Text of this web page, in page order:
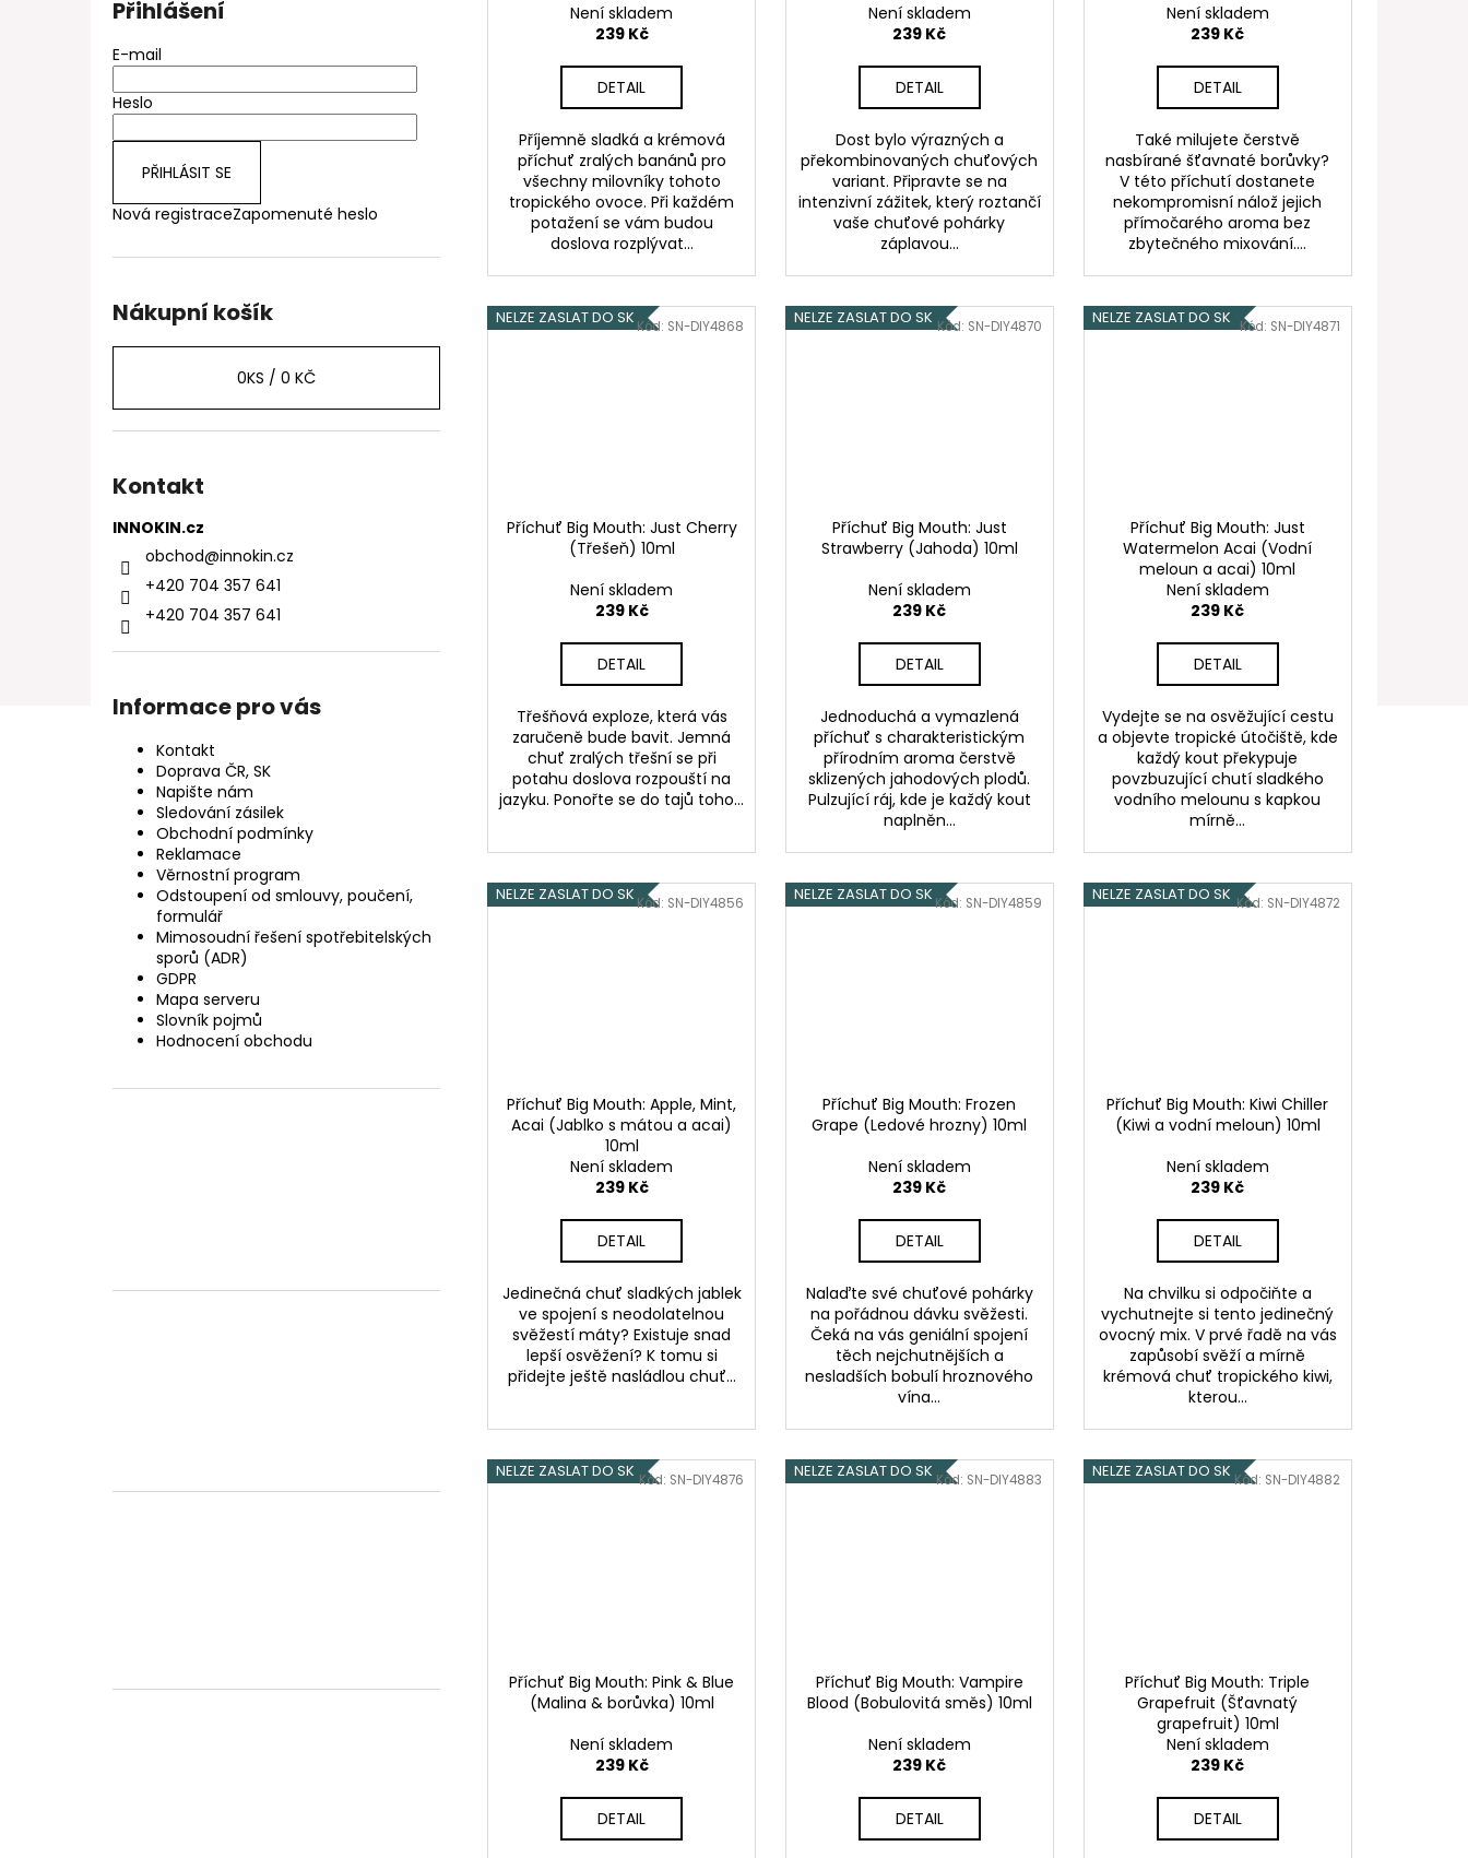
Přihlášení
E-mail
Heslo
PŘIHLÁSIT SE
Nová registraceZapomenuté heslo
Nákupní košík
0KS / 0 KČ
Kontakt
INNOKIN.cz
obchod@innokin.cz
+420 704 357 641
+420 704 357 641
Informace pro vás
Kontakt
Doprava ČR, SK
Napište nám
Sledování zásilek
Obchodní podmínky
Reklamace
Věrnostní program
Odstoupení od smlouvy, poučení,
formulář
Mimosoudní řešení spotřebitelských
sporů (ADR)
GDPR
Mapa serveru
Slovník pojmů
Hodnocení obchodu
Není skladem
239 Kč
DETAIL
Příjemně sladká a krémová
příchuť zralých banánů pro
všechny milovníky tohoto
tropického ovoce. Při každém
potažení se vám budou
doslova rozplývat...
Není skladem
239 Kč
DETAIL
Dost bylo výrazných a
překombinovaných chuťových
variant. Připravte se na
intenzivní zážitek, který roztančí
vaše chuťové pohárky
záplavou...
Není skladem
239 Kč
DETAIL
Také milujete čerstvě
nasbírané šťavnaté borůvky?
V této příchutí dostanete
nekompromisní nálož jejich
přímočarého aroma bez
zbytečného mixování....
NELZE ZASLAT DO SK
Příchuť Big Mouth: Just Cherry
(Třešeň) 10ml
Není skladem
239 Kč
DETAIL
Třešňová exploze, která vás
zaručeně bude bavit. Jemná
chuť zralých třešní se při
potahu doslova rozpouští na
jazyku. Ponořte se do tajů toho...
Kód: SN-DIY4868 NELZE ZASLAT DO SK
Příchuť Big Mouth: Just
Strawberry (Jahoda) 10ml
Není skladem
239 Kč
DETAIL
Jednoduchá a vymazlená
příchuť s charakteristickým
přírodním aroma čerstvě
sklizených jahodových plodů.
Pulzující ráj, kde je každý kout
naplněn...
Kód: SN-DIY4870 NELZE ZASLAT DO SK
Příchuť Big Mouth: Just
Watermelon Acai (Vodní
meloun a acai) 10ml
Není skladem
239 Kč
DETAIL
Vydejte se na osvěžující cestu
a objevte tropické útočiště, kde
každý kout překypuje
povzbuzující chutí sladkého
vodního melounu s kapkou
mírně...
Kód: SN-DIY4871
NELZE ZASLAT DO SK
Příchuť Big Mouth: Apple, Mint,
Acai (Jablko s mátou a acai)
10ml
Není skladem
239 Kč
DETAIL
Jedinečná chuť sladkých jablek
ve spojení s neodolatelnou
svěžestí máty? Existuje snad
lepší osvěžení? K tomu si
přidejte ještě nasládlou chuť...
Kód: SN-DIY4856 NELZE ZASLAT DO SK
Příchuť Big Mouth: Frozen
Grape (Ledové hrozny) 10ml
Není skladem
239 Kč
DETAIL
Nalaďte své chuťové pohárky
na pořádnou dávku svěžesti.
Čeká na vás geniální spojení
těch nejchutnějších a
nesladších bobulí hroznového
vína...
Kód: SN-DIY4859 NELZE ZASLAT DO SK
Příchuť Big Mouth: Kiwi Chiller
(Kiwi a vodní meloun) 10ml
Není skladem
239 Kč
DETAIL
Na chvilku si odpočiňte a
vychutnejte si tento jedinečný
ovocný mix. V prvé řadě na vás
zapůsobí svěží a mírně
krémová chuť tropického kiwi,
kterou...
Kód: SN-DIY4872
NELZE ZASLAT DO SK
Příchuť Big Mouth: Pink & Blue
(Malina & borůvka) 10ml
Není skladem
239 Kč
DETAIL
Kód: SN-DIY4876 NELZE ZASLAT DO SK
Příchuť Big Mouth: Vampire
Blood (Bobulovitá směs) 10ml
Není skladem
239 Kč
DETAIL
Kód: SN-DIY4883 NELZE ZASLAT DO SK
Příchuť Big Mouth: Triple
Grapefruit (Šťavnatý
grapefruit) 10ml
Není skladem
239 Kč
DETAIL
Kód: SN-DIY4882